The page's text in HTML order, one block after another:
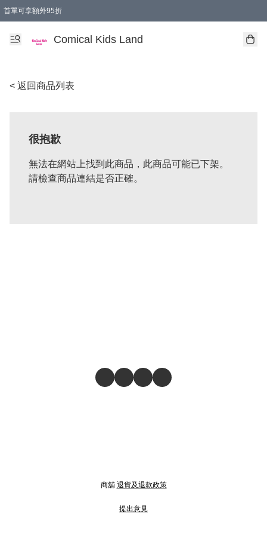
首單可享額外95折
Comical Kids Land
< 返回商品列表
很抱歉
無法在網站上找到此商品，此商品可能已下架。
請檢查商品連結是否正確。
商舖 退貨及退款政策
提出意見